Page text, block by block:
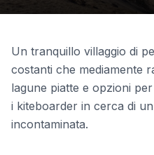
Un tranquillo villaggio di
costanti che mediamente
lagune piatte e opzioni
i kiteboarder in cerca di
incontaminata.